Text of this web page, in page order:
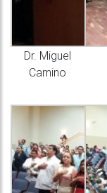
Dr. Miguel
Camino